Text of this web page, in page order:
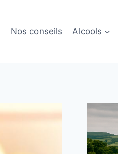
Nos conseils Alcools